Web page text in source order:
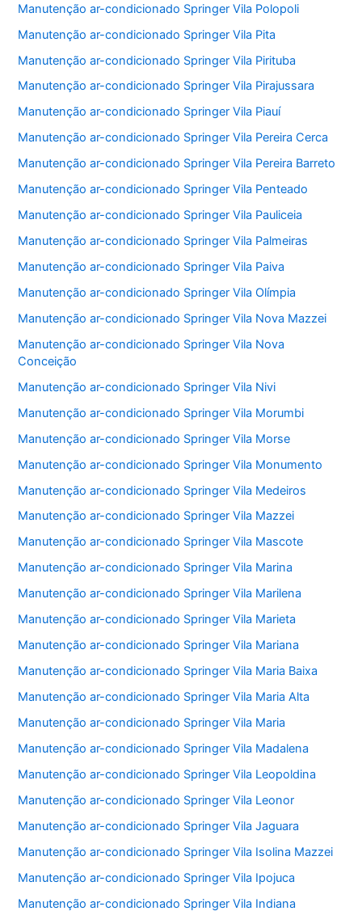
Manutenção ar-condicionado Springer Vila Polopoli
Manutenção ar-condicionado Springer Vila Pita
Manutenção ar-condicionado Springer Vila Pirituba
Manutenção ar-condicionado Springer Vila Pirajussara
Manutenção ar-condicionado Springer Vila Piauí
Manutenção ar-condicionado Springer Vila Pereira Cerca
Manutenção ar-condicionado Springer Vila Pereira Barreto
Manutenção ar-condicionado Springer Vila Penteado
Manutenção ar-condicionado Springer Vila Pauliceia
Manutenção ar-condicionado Springer Vila Palmeiras
Manutenção ar-condicionado Springer Vila Paiva
Manutenção ar-condicionado Springer Vila Olímpia
Manutenção ar-condicionado Springer Vila Nova Mazzei
Manutenção ar-condicionado Springer Vila Nova
Conceição
Manutenção ar-condicionado Springer Vila Nivi
Manutenção ar-condicionado Springer Vila Morumbi
Manutenção ar-condicionado Springer Vila Morse
Manutenção ar-condicionado Springer Vila Monumento
Manutenção ar-condicionado Springer Vila Medeiros
Manutenção ar-condicionado Springer Vila Mazzei
Manutenção ar-condicionado Springer Vila Mascote
Manutenção ar-condicionado Springer Vila Marina
Manutenção ar-condicionado Springer Vila Marilena
Manutenção ar-condicionado Springer Vila Marieta
Manutenção ar-condicionado Springer Vila Mariana
Manutenção ar-condicionado Springer Vila Maria Baixa
Manutenção ar-condicionado Springer Vila Maria Alta
Manutenção ar-condicionado Springer Vila Maria
Manutenção ar-condicionado Springer Vila Madalena
Manutenção ar-condicionado Springer Vila Leopoldina
Manutenção ar-condicionado Springer Vila Leonor
Manutenção ar-condicionado Springer Vila Jaguara
Manutenção ar-condicionado Springer Vila Isolina Mazzei
Manutenção ar-condicionado Springer Vila Ipojuca
Manutenção ar-condicionado Springer Vila Indiana